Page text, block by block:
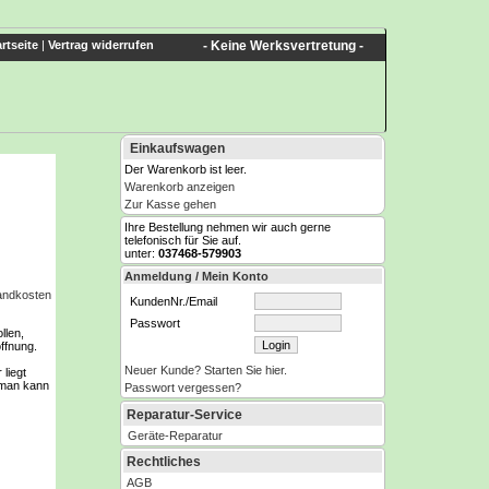
- Keine Werksvertretung -
| Vertrag widerrufen
liegt
kann
Einkaufswagen
Der Warenkorb ist leer.
Warenkorb anzeigen
Zur Kasse gehen
Ihre Bestellung nehmen wir auch gerne
telefonisch für Sie auf.
unter: 037468-579903
Anmeldung / Mein Konto
KundenNr./Email
Passwort
Neuer Kunde? Starten Sie hier.
Passwort vergessen?
Reparatur-Service
Geräte-Reparatur
Rechtliches
AGB